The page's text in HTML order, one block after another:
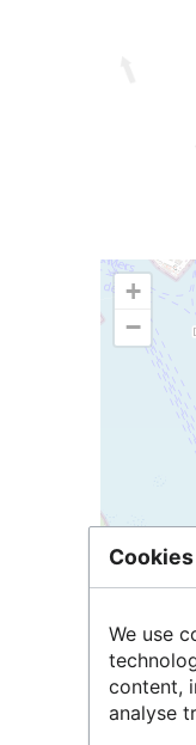
+
−
Cookies
We use
content,
analyse